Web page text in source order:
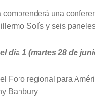
comprenderá una
Solís y seis
día 1 (martes 28 de
Foro regional para
Banbury.